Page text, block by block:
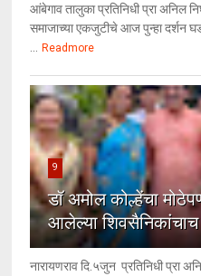
आंबेगाव तालुका प्रतिनिधी प्रा अनिल
समाजाच्या एकजुटीचे आज पुन्हा दर्शन
Readmore
9
डॉ अमोल कोल्हेंचा
आलेल्या
नारायणराव दि.५जुन प्रतिनिधी प्रा